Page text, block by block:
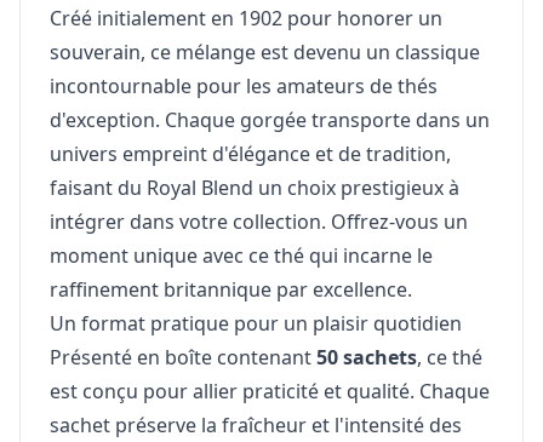
Créé initialement en 1902 pour honorer un
souverain, ce mélange est devenu un classique
incontournable pour les amateurs de thés
d'exception. Chaque gorgée transporte dans un
univers empreint d'élégance et de tradition,
faisant du Royal Blend un choix prestigieux à
intégrer dans votre collection. Offrez-vous un
moment unique avec ce thé qui incarne le
raffinement britannique par excellence.
Un format pratique pour un plaisir quotidien
Présenté en boîte contenant50 sachets, ce thé
est conçu pour allier praticité et qualité. Chaque
sachet préserve la fraîcheur et l'intensité des